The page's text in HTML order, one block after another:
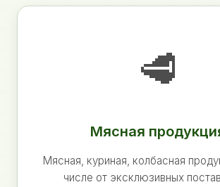
🥩
Мясная
Мясная, куриная, колбасная
числе от эксклюзивных